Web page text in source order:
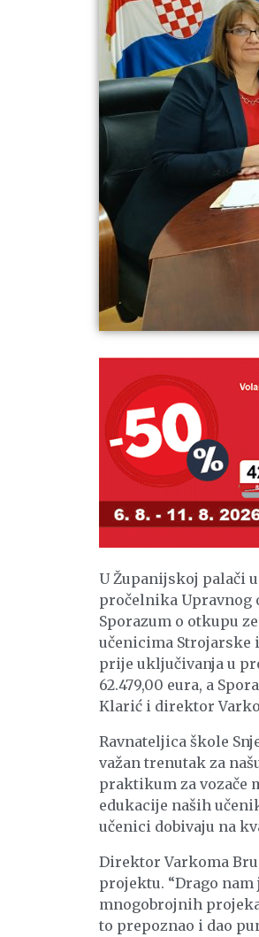
U Županijskoj palači
pročelnika Upravnog
Sporazum o otkupu
učenicima Strojarske
prije uključivanja u
62.479,00 eura, a
Klarić i direktor
Ravnateljica škole
važan trenutak za
praktikum za vozače
edukacije naših
učenici dobivaju na
Direktor Varkoma
projektu. “Drago
mnogobrojnih
to prepoznao i dao